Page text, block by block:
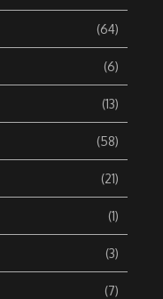
(64)
(6)
(13)
(58)
(21)
(1)
(3)
(7)